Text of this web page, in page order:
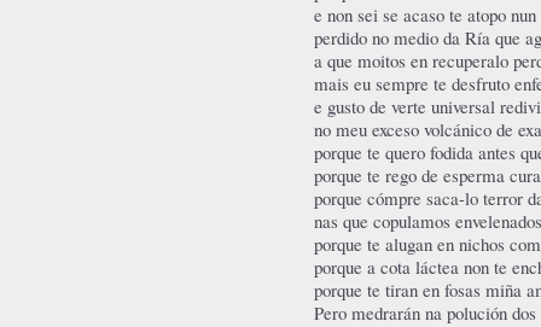
e non sei se acaso te atopo
perdido no medio da Ría que
a que moitos en recuperalo
mais eu sempre te desfruto
e gusto de verte universal
no meu exceso volcánico de
porque te quero fodida antes
porque te rego de esperma
porque cómpre saca-lo terror
nas que copulamos
porque te alugan en nichos
porque a cota láctea non te
porque te tiran en fosas miña
Pero medrarán na polución